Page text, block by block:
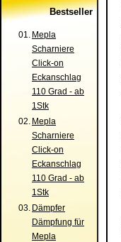
Bestseller
01. Mepla
Scharniere
Click-on
Eckanschlag
110 Grad - ab
1Stk
02. Mepla
Scharniere
Click-on
Eckanschlag
110 Grad - ab
1Stk
03. Dämpfer
Dämpfung für
Mepla